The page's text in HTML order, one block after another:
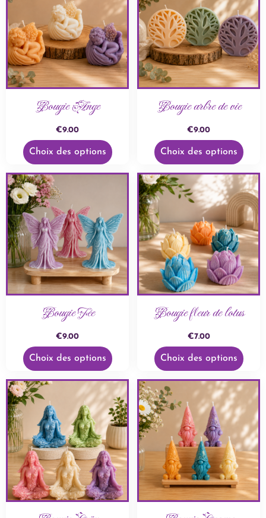
Bougie Ange
€9.00
Choix des options
Bougie arbre de vie
€9.00
Choix des options
Bougie Fée
€9.00
Choix des options
Bougie fleur de lotus
€7.00
Choix des options